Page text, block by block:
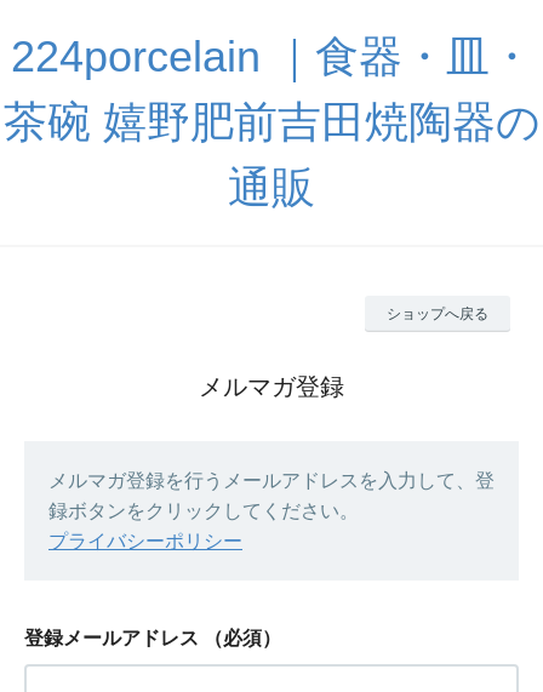
224porcelain ｜食器・皿・
茶碗 嬉野肥前吉田焼陶器の
通販
ショップへ戻る
メルマガ登録
メルマガ登録を行うメールアドレスを入力して、登
録ボタンをクリックしてください。
プライバシーポリシー
登録メールアドレス （必須）